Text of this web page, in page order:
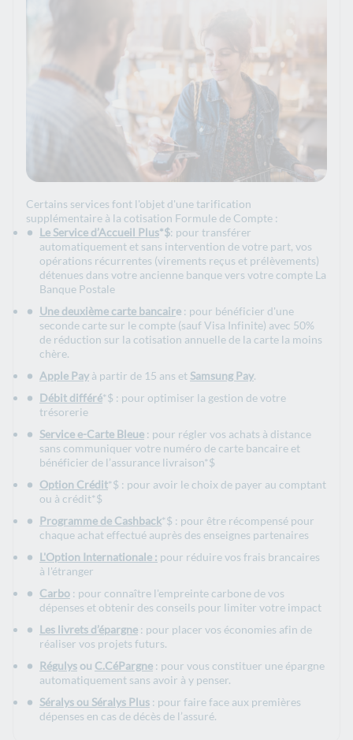
Certains services font l'objet d'une tarification
supplémentaire à la cotisation Formule de Compte :
Le Service d’Accueil Plus*$: pour transférer
automatiquement et sans intervention de votre part, vos
opérations récurrentes (virements reçus et prélèvements)
détenues dans votre ancienne banque vers votre compte La
Banque Postale
Une deuxième carte bancaire : pour bénéficier d'une
seconde carte sur le compte (sauf Visa Infinite) avec 50%
de réduction sur la cotisation annuelle de la carte la moins
chère.
Apple Pay à partir de 15 ans etSamsung Pay.
Débit différé*$ : pour optimiser la gestion de votre
trésorerie
Service e-Carte Bleue : pour régler vos achats à distance
sans communiquer votre numéro de carte bancaire et
bénéficier de l’assurance livraison*$
Option Crédit*$ : pour avoir le choix de payer au comptant
ou à crédit*$
Programme de Cashback*$ : pour être récompensé pour
chaque achat effectué auprès des enseignes partenaires
L'Option Internationale : pour réduire vos frais brancaires
à l'étranger
Carbo : pour connaître l'empreinte carbone de vos
dépenses et obtenir des conseils pour limiter votre impact
Les livrets d’épargne : pour placer vos économies afin de
réaliser vos projets futurs.
Régulys ou C.CéPargne : pour vous constituer une épargne
automatiquement sans avoir à y penser.
Séralys ou Séralys Plus : pour faire face aux premières
dépenses en cas de décès de l’assuré.